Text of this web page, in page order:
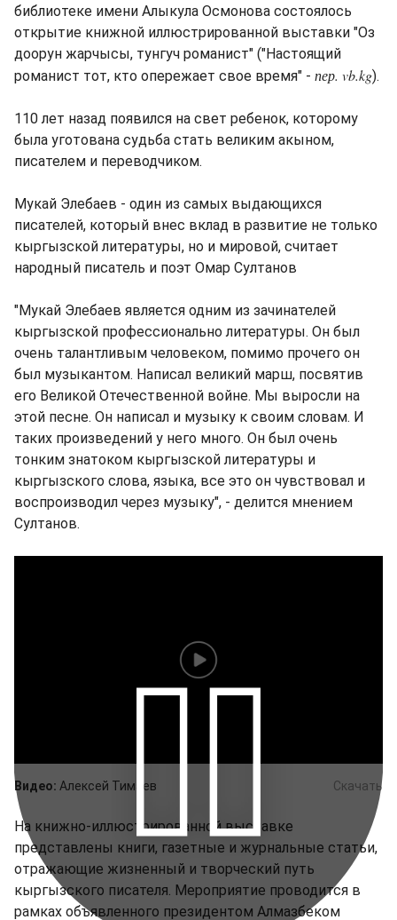
библиотеке имени Алыкула Осмонова состоялось
открытие книжной иллюстрированной выставки "Оз
доорун жарчысы, тунгуч романист" ("Настоящий
романист тот, кто опережает свое время" - пер. vb.kg).
110 лет назад появился на свет ребенок, которому
была уготована судьба стать великим акыном,
писателем и переводчиком.
Мукай Элебаев - один из самых выдающихся
писателей, который внес вклад в развитие не только
кыргызской литературы, но и мировой, считает
народный писатель и поэт Омар Султанов
"Мукай Элебаев является одним из зачинателей
кыргызской профессионально литературы. Он был
очень талантливым человеком, помимо прочего он
был музыкантом. Написал великий марш, посвятив
его Великой Отечественной войне. Мы выросли на
этой песне. Он написал и музыку к своим словам. И
таких произведений у него много. Он был очень
тонким знатоком кыргызской литературы и
кыргызского слова, языка, все это он чувствовал и
воспроизводил через музыку", - делится мнением
Султанов.
Скачать
Видео: Алексей Тимаев
На книжно-иллюстрированной выставке
представлены книги, газетные и журнальные статьи,
отражающие жизненный и творческий путь
кыргызского писателя. Мероприятие проводится в
рамках объявленного президентом Алмазбеком